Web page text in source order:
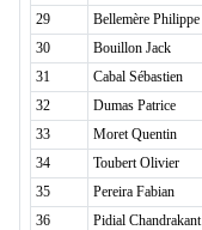
29
Bellemère Philippe
30
Bouillon Jack
31
Cabal Sébastien
32
Dumas Patrice
33
Moret Quentin
34
Toubert Olivier
35
Pereira Fabian
36
Pidial Chandrakant